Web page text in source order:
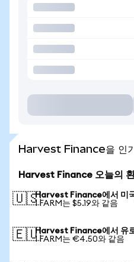
Harvest Finance을 인기
Harvest Finance 오늘의
🇺🇸Harvest Finance에서 미
1 FARM는 $5.19와 같음
🇪🇺Harvest Finance에서 유
1 FARM는 €4.50와 같음